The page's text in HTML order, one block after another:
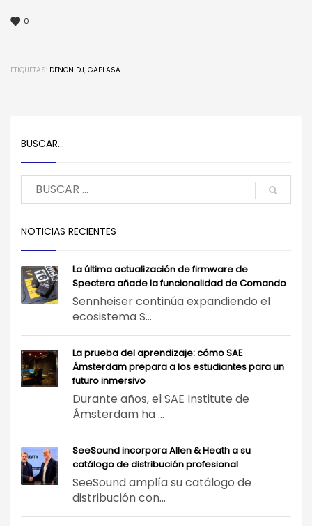
0
ETIQUETAS: DENON DJ, GAPLASA
BUSCAR…
NOTICIAS RECIENTES
La última actualización de firmware de
Spectera añade la funcionalidad de Comando
Sennheiser continúa expandiendo el
ecosistema S...
La prueba del aprendizaje: cómo SAE
Ámsterdam prepara a los estudiantes para un
futuro inmersivo
Durante años, el SAE Institute de
Ámsterdam ha ...
SeeSound incorpora Allen & Heath a su
catálogo de distribución profesional
SeeSound amplía su catálogo de
distribución con...